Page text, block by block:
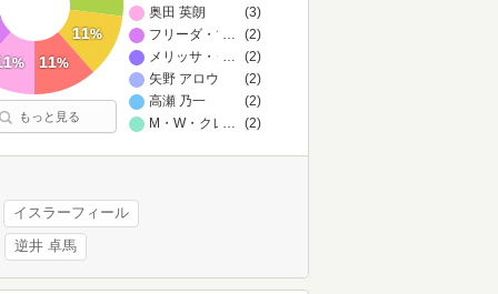
奥田 英朗
(3)
フリーダ・マクファデン
(2)
…
メリッサ・ダ・コスタ
(2)
…
矢野 アロウ
(2)
高瀬 乃一
(2)
M・W・クレイヴン
(2)
…
11%
11%
%
もっと見る
イスラーフィール
逆井 卓馬